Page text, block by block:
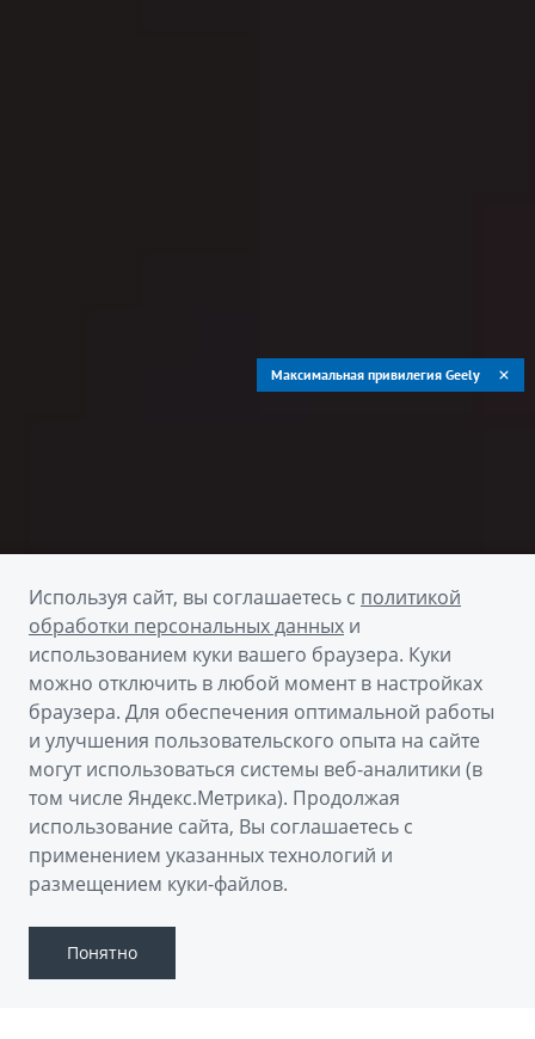
Скачать брошюру
Используя сайт, вы соглашаетесь с политикой
обработки персональных данных и
использованием куки вашего браузера. Куки
можно отключить в любой момент в настройках
браузера. Для обеспечения оптимальной работы
и улучшения пользовательского опыта на сайте
могут использоваться системы веб-аналитики (в
том числе Яндекс.Метрика). Продолжая
использование сайта, Вы соглашаетесь с
применением указанных технологий и
размещением куки-файлов.
Понятно
Максимальная привилегия Geely